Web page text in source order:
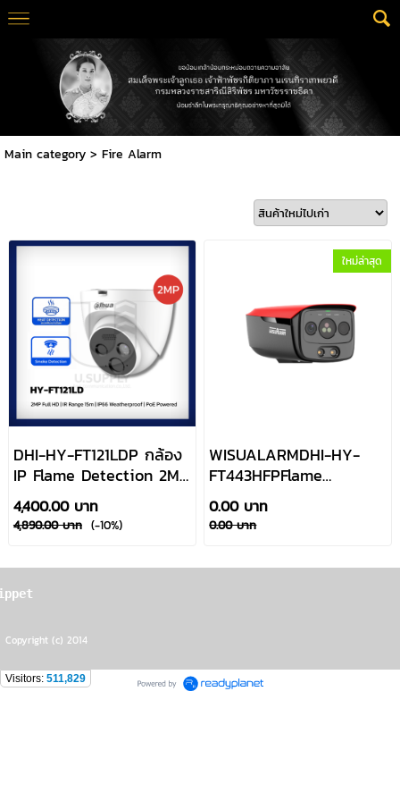
Main category> Fire Alarm
DHI-HY-FT121LDP กล้อง
IP Flame Detection 2MP
+ Thermal VOx ตรวจจับ
เปลวไฟพร้อมไซเรนและไฟ
เตือน Dahua By Usupply
4,400.00 บาท
4,890.00 บาท (-10%)
ใหม่ล่าสุด
WISUALARMDHI-HY-
FT443HFPFlame
Detection Network
Camera Pro
0.00 บาท
0.00 บาท
Copyright (c) 2014
Visitors: 511,829